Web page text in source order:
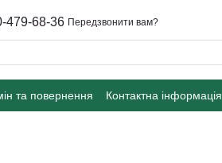
479-68-36 Передзвонити вам?
та повернення Контактна інформація